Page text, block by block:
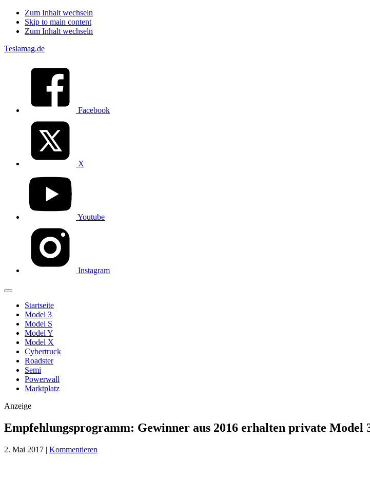
Zum Inhalt wechseln
Skip to main content
Zum Inhalt wechseln
Teslamag.de
Facebook
X
Youtube
Instagram
Startseite
Model 3
Model S
Model Y
Model X
Cybertruck
Roadster
Semi
Powerwall
Marktplatz
Anzeige
Empfehlungsprogramm: Gewinner aus 2016 erhalten private Model
2. Mai 2017 | Kommentieren